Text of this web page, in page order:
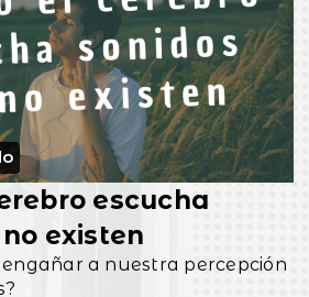
escucha
existen
a nuestra percepción